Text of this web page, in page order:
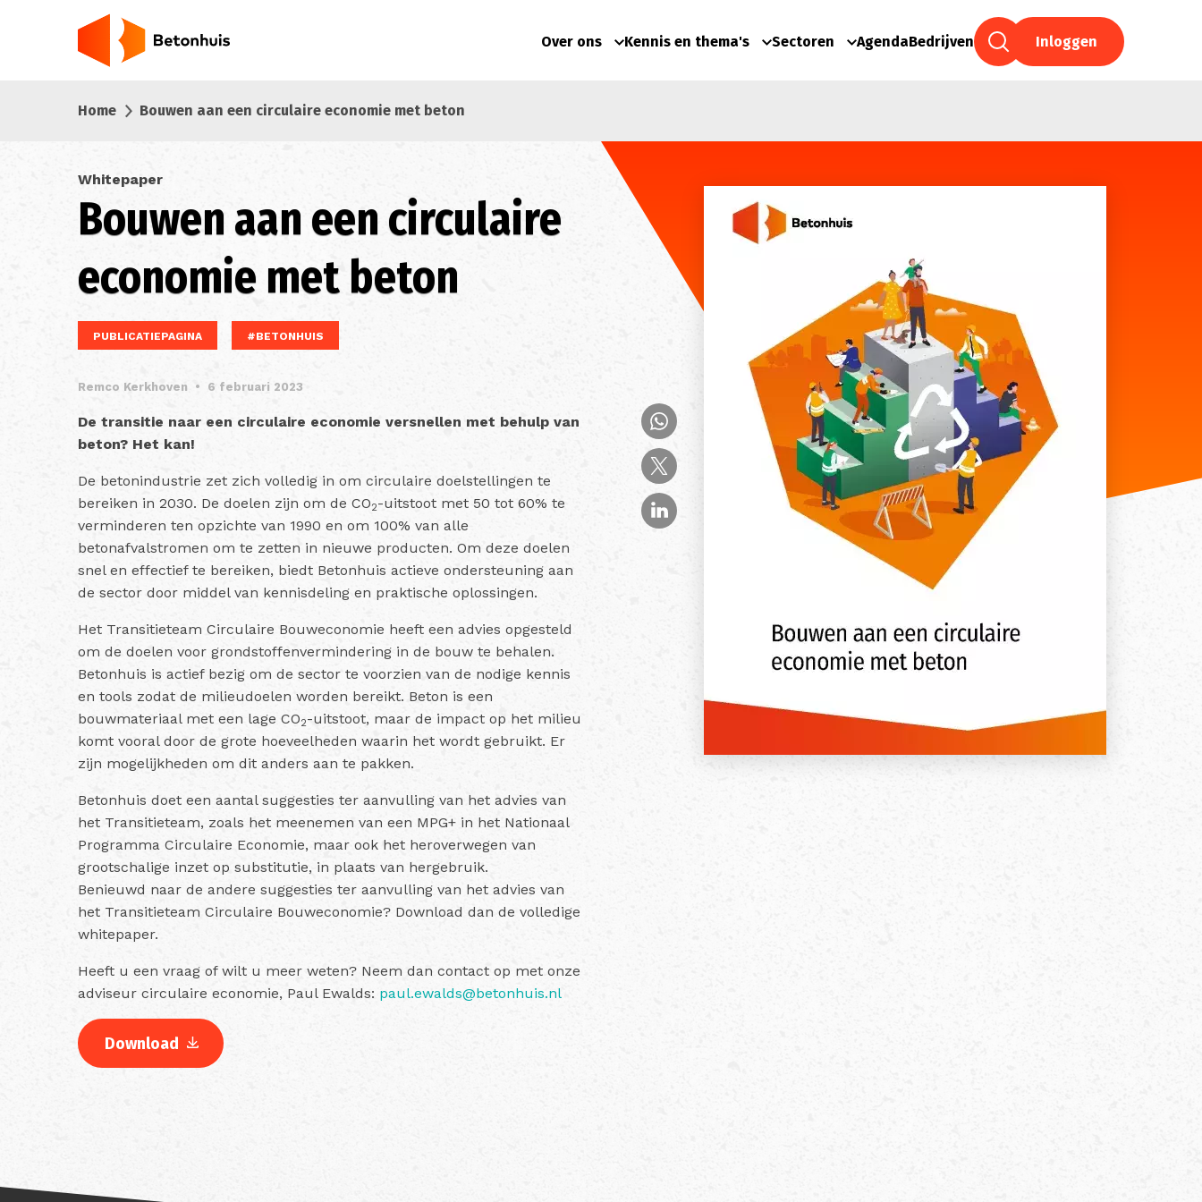
Over ons Kennis en thema's Sectoren AgendaBedrijven Inloggen
Home Bouwen aan een circulaire economie met beton
Whitepaper
Bouwen aan een circulaire
economie met beton
PUBLICATIEPAGINA #BETONHUIS
Remco Kerkhoven • 6 februari 2023
De transitie naar een circulaire economie versnellen met behulp van
beton? Het kan!
De betonindustrie zet zich volledig in om circulaire doelstellingen te
bereiken in 2030. De doelen zijn om de CO2-uitstoot met 50 tot 60% te
verminderen ten opzichte van 1990 en om 100% van alle
betonafvalstromen om te zetten in nieuwe producten. Om deze doelen
snel en effectief te bereiken, biedt Betonhuis actieve ondersteuning aan
de sector door middel van kennisdeling en praktische oplossingen.
Het Transitieteam Circulaire Bouweconomie heeft een advies opgesteld
om de doelen voor grondstoffenvermindering in de bouw te behalen.
Betonhuis is actief bezig om de sector te voorzien van de nodige kennis
en tools zodat de milieudoelen worden bereikt. Beton is een
bouwmateriaal met een lage CO2-uitstoot, maar de impact op het milieu
komt vooral door de grote hoeveelheden waarin het wordt gebruikt. Er
zijn mogelijkheden om dit anders aan te pakken.
Betonhuis doet een aantal suggesties ter aanvulling van het advies van
het Transitieteam, zoals het meenemen van een MPG+ in het Nationaal
Programma Circulaire Economie, maar ook het heroverwegen van
grootschalige inzet op substitutie, in plaats van hergebruik.
Benieuwd naar de andere suggesties ter aanvulling van het advies van
het Transitieteam Circulaire Bouweconomie? Download dan de volledige
whitepaper.
Heeft u een vraag of wilt u meer weten? Neem dan contact op met onze
adviseur circulaire economie, Paul Ewalds: paul.ewalds@betonhuis.nl
Download